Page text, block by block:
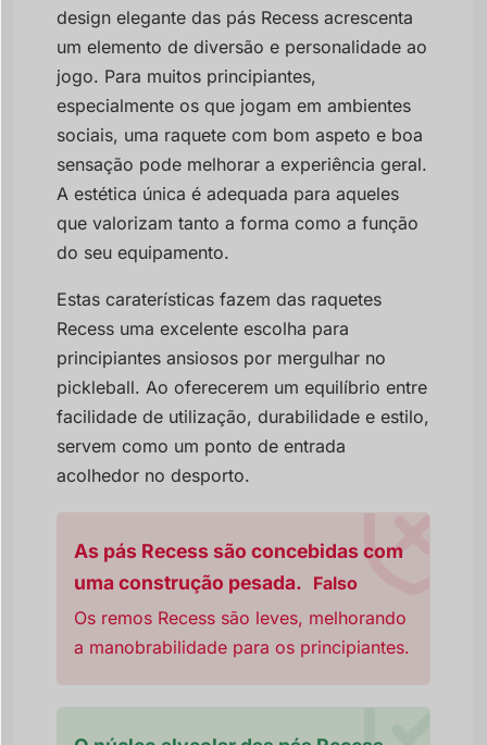
design elegante das pás Recess acrescenta
um elemento de diversão e personalidade ao
jogo. Para muitos principiantes,
especialmente os que jogam em ambientes
sociais, uma raquete com bom aspeto e boa
sensação pode melhorar a experiência geral.
A estética única é adequada para aqueles
que valorizam tanto a forma como a função
do seu equipamento.
Estas caraterísticas fazem das raquetes
Recess uma excelente escolha para
principiantes ansiosos por mergulhar no
pickleball. Ao oferecerem um equilíbrio entre
facilidade de utilização, durabilidade e estilo,
servem como um ponto de entrada
acolhedor no desporto.
As pás Recess são concebidas com
uma construção pesada. Falso
Os remos Recess são leves, melhorando
a manobrabilidade para os principiantes.